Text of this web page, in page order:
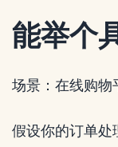
能举个
场景：在线购物
假设你的订单处